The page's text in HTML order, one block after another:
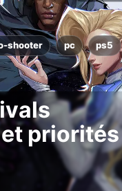
shooter pc ps5
priorités